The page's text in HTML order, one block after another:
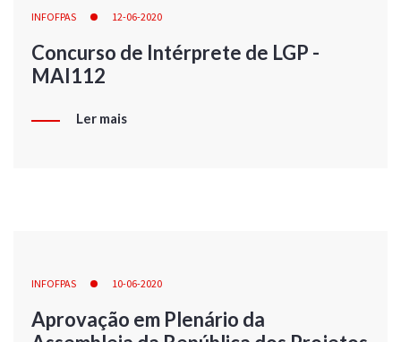
INFOFPAS 12-06-2020
Concurso de Intérprete de LGP -
MAI112
Ler mais
INFOFPAS 10-06-2020
Aprovação em Plenário da